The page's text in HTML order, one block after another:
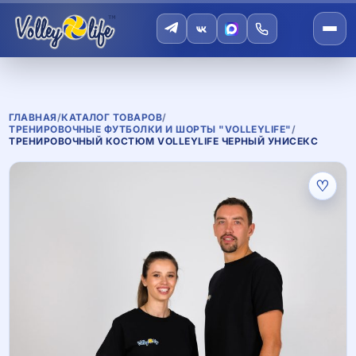
ГЛАВНАЯ/КАТАЛОГ ТОВАРОВ/
ТРЕНИРОВОЧНЫЕ ФУТБОЛКИ И ШОРТЫ "VOLLEYLIFE"/
ТРЕНИРОВОЧНЫЙ КОСТЮМ VOLLEYLIFE ЧЕРНЫЙ УНИСЕКС
♡